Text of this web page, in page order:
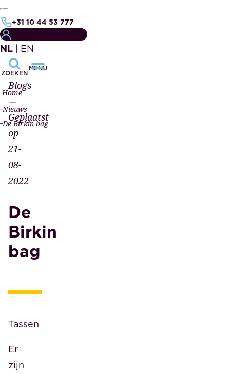
+31 10 44 53 777
NL | EN
ZOEKEN
MENU
Home
Nieuws
De Birkin bag
Blogs
—
Geplaatst
op
21-
08-
2022
De
Birkin
bag
Tassen
Er
zijn